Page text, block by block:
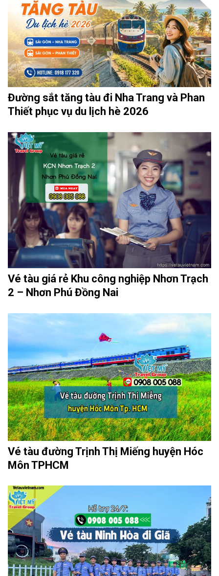
Đường sắt tăng tàu đi Nha Trang và Phan
Thiết phục vụ du lịch hè 2026
Vé tàu giá rẻ Khu công nghiệp Nhơn Trạch
2 – Nhơn Phú Đồng Nai
Vé tàu đường Trịnh Thị Miếng huyện Hóc
Môn TPHCM